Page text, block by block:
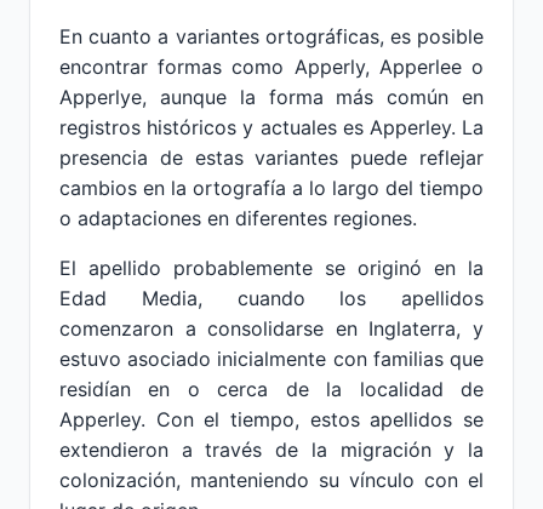
En cuanto a variantes ortográficas, es posible
encontrar formas como Apperly, Apperlee o
Apperlye, aunque la forma más común en
registros históricos y actuales es Apperley. La
presencia de estas variantes puede reflejar
cambios en la ortografía a lo largo del tiempo
o adaptaciones en diferentes regiones.
El apellido probablemente se originó en la
Edad Media, cuando los apellidos
comenzaron a consolidarse en Inglaterra, y
estuvo asociado inicialmente con familias que
residían en o cerca de la localidad de
Apperley. Con el tiempo, estos apellidos se
extendieron a través de la migración y la
colonización, manteniendo su vínculo con el